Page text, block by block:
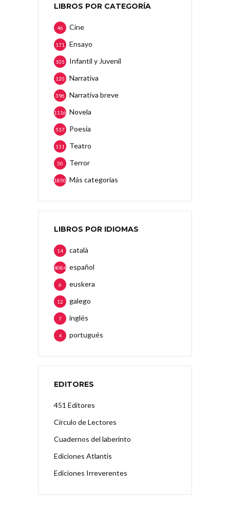
LIBROS POR CATEGORÍA
Cine
46
Ensayo
171
Infantil y Juvenil
105
Narrativa
120
Narrativa breve
396
Novela
1116
Poesía
537
Teatro
111
Terror
50
Más categorias
1850
LIBROS POR IDIOMAS
català
14
español
4084
euskera
6
galego
12
inglés
7
portugués
4
EDITORES
451 Editores
Círculo de Lectores
Cuadernos del laberinto
Ediciones Atlantis
Ediciones Irreverentes